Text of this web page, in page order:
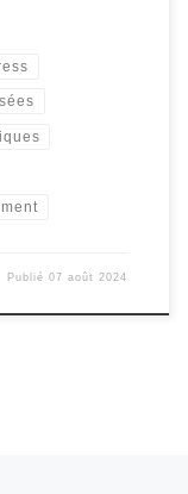
Publié07 août 2024